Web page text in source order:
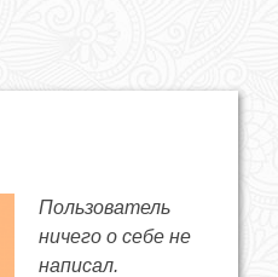
Пользователь
ничего о себе не
написал.